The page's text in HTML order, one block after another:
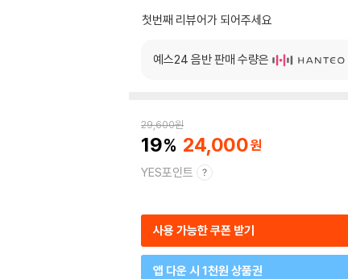
첫번째 리뷰어가 되어주세요
예스24 음반 판매 수량은
29,600원
19 24,000
YES포인트
사용 가능한 쿠폰 받기
앱 다운 시 1천원 상품권